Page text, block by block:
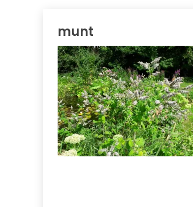
munt